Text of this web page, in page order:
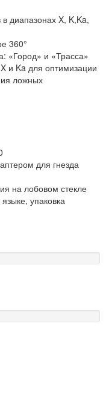
диапазонах X, K,Ka,
360°
«Город» и «Трасса»
и Ka для оптимизации
ложных
для гнезда
на лобовом стекле
упаковка